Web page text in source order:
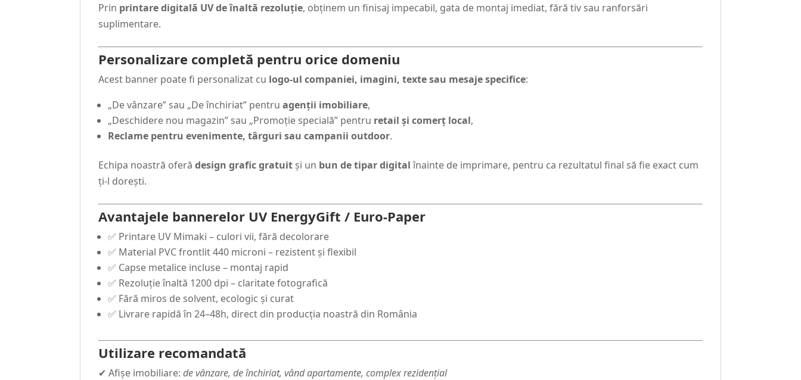
Prin printare digitală UV de înaltă rezoluție, obținem un finisaj impecabil, gata de montaj imediat, fără tiv sau ranforsări
suplimentare.
Personalizare completă pentru orice domeniu
Acest banner poate fi personalizat cu logo-ul companiei, imagini, texte sau mesaje specifice:
„De vânzare” sau „De închiriat” pentruagenții imobiliare,
„Deschidere nou magazin” sau „Promoție specială” pentru retail și comerț local,
Reclame pentru evenimente, târguri sau campanii outdoor.
Echipa noastră oferădesign grafic gratuit și un bun de tipar digitalînainte de imprimare, pentru ca rezultatul final să fie exact cum
ți-l dorești.
Avantajele bannerelor UV EnergyGift / Euro-Paper
✅ Printare UV Mimaki – culori vii, fără decolorare
✅ Material PVC frontlit 440 microni – rezistent și flexibil
✅ Capse metalice incluse – montaj rapid
✅ Rezoluție înaltă 1200 dpi – claritate fotografică
✅ Fără miros de solvent, ecologic și curat
✅ Livrare rapidă în 24–48h, direct din producția noastră din România
Utilizare recomandată
✔ Afișe imobiliare:de vânzare, de închiriat, vând apartamente, complex rezidențial